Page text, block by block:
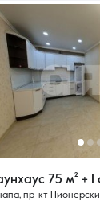
75 м² + 1
пр-кт